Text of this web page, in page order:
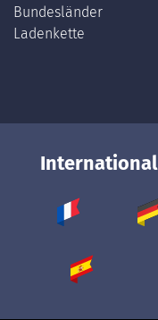
Bundesländer
Ladenkette
International